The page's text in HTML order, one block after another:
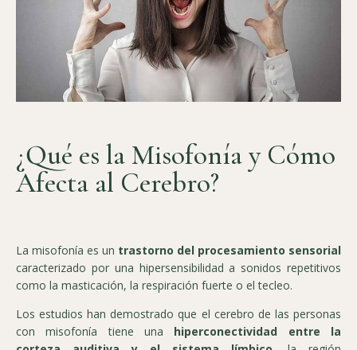
¿Qué es la Misofonía y Cómo
Afecta al Cerebro?
La misofonía es un trastorno del procesamiento sensorial
caracterizado por una hipersensibilidad a sonidos repetitivos
como la masticación, la respiración fuerte o el tecleo.
Los estudios han demostrado que el cerebro de las personas
con misofonía tiene una hiperconectividad entre la